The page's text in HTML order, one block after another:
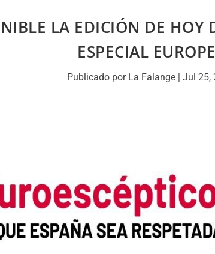
LA EDICIÓN DE HOY
ESPECIAL
Publicado por La Falange| Jul 25,